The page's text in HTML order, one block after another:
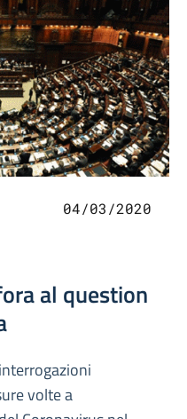
04/03/2020
al question
volte a